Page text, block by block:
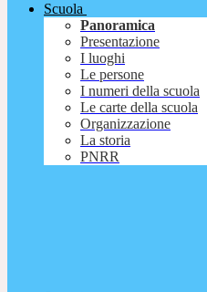
Scuola
Panoramica
Presentazione
I luoghi
Le persone
I numeri della scuola
Le carte della scuola
Organizzazione
La storia
PNRR